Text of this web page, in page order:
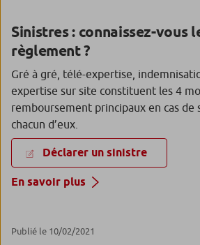
Sinistres : connaissez-vous
règlement ?
Gré à gré, télé-expertise,
expertise sur site constituent les 4
remboursement principaux en cas de
chacun d’eux.
Déclarer un sinistre
En savoir plus
Publié le 10/02/2021